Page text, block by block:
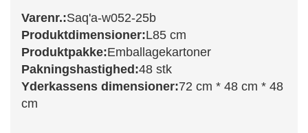
Varenr.:Saq'a-w052-25b
Produktdimensioner:L85 cm
Produktpakke:Emballagekartoner
Pakningshastighed:48 stk
Yderkassens dimensioner:72 cm * 48 cm * 48
cm